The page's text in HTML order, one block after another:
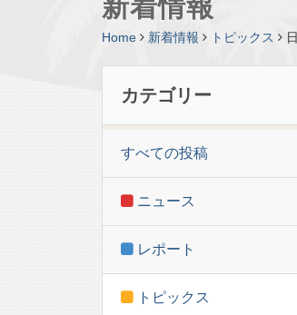
新着情報
Home 新着情報 トピックス
カテゴリー
すべての投稿
ニュース
レポート
トピックス